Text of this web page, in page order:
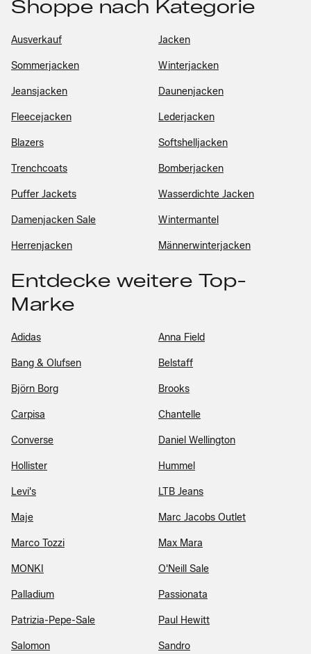
Shoppe nach Kategorie
Ausverkauf Jacken
Sommerjacken Winterjacken
Jeansjacken Daunenjacken
Fleecejacken Lederjacken
Blazers Softshelljacken
Trenchcoats Bomberjacken
Puffer Jackets Wasserdichte Jacken
Damenjacken Sale Wintermantel
Herrenjacken Männerwinterjacken
Entdecke weitere Top-
Marke
Adidas Anna Field
Bang & Olufsen Belstaff
Björn Borg Brooks
Carpisa Chantelle
Converse Daniel Wellington
Hollister Hummel
Levi's LTB Jeans
Maje Marc Jacobs Outlet
Marco Tozzi Max Mara
MONKI O'Neill Sale
Palladium Passionata
Patrizia-Pepe-Sale Paul Hewitt
Salomon Sandro